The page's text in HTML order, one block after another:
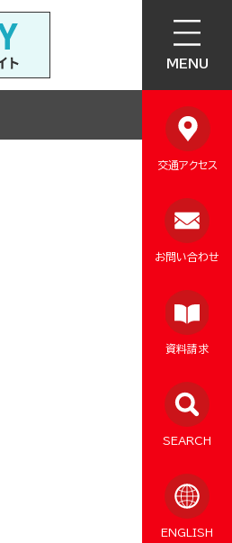
MENU
交通アクセス
お問い合わせ
資料請求
SEARCH
ENGLISH